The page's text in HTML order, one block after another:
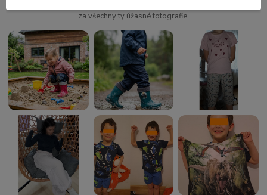
za všechny ty úžasné fotografie.